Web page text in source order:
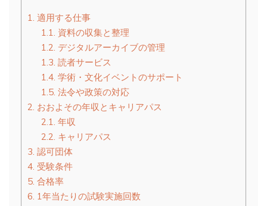
1. 適用する仕事
1.1. 資料の収集と整理
1.2. デジタルアーカイブの管理
1.3. 読者サービス
1.4. 学術・文化イベントのサポート
1.5. 法令や政策の対応
2. おおよその年収とキャリアパス
2.1. 年収
2.2. キャリアパス
3. 認可団体
4. 受験条件
5. 合格率
6. 1年当たりの試験実施回数